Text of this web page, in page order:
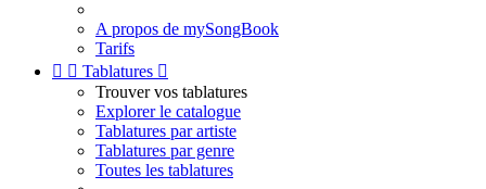
A propos de mySongBook
Tarifs
  Tablatures 
Trouver vos tablatures
Explorer le catalogue
Tablatures par artiste
Tablatures par genre
Toutes les tablatures